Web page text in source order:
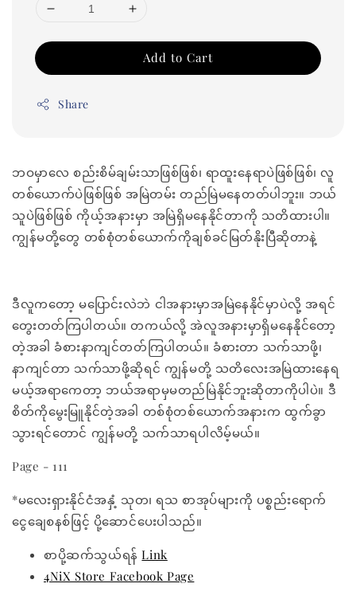
Add to Cart
Share
ဘဝမှာလေ စည်းစိမ်ချမ်းသာဖြစ်ဖြစ်၊ ရာထူးနေရာပဲဖြစ်ဖြစ်၊ လူ
တစ်ယောက်ပဲဖြစ်ဖြစ် အမြဲတမ်း တည်မြဲမနေတတ်ပါဘူး။ ဘယ်
သူပဲဖြစ်ဖြစ် ကိုယ့်အနားမှာ အမြဲရှိမနေနိုင်တာကို သတိထားပါ။
ကျွန်မတို့တွေ တစ်စုံတစ်ယောက်ကိုချစ်ခင်မြတ်နိုးပြီဆိုတာနဲ့
ဒီလူကတော့ မပြောင်းလဲဘဲ ငါအနားမှာအမြဲနေနိုင်မှာပဲလို့ အရင်
တွေးတတ်ကြပါတယ်။ တကယ်လို့ အဲလူအနားမှာရှိမနေနိုင်တော့
တဲ့အခါ ခံစားနာကျင်တတ်ကြပါတယ်။ ခံစားတာ သက်သာဖို့၊
နာကျင်တာ သက်သာဖို့ဆိုရင် ကျွန်မတို့ သတိလေးအမြဲထားနေရ
မယ့်အရာကေတာ့ ဘယ်အရာမှမတည်မြဲနိုင်ဘူးဆိုတာကိုပါပဲ။ ဒီ
စိတ်ကိုမွေးမြူနိုင်တဲ့အခါ တစ်စုံတစ်ယောက်အနားက ထွက်ခွာ
သွားရင်တောင် ကျွန်မတို့ သက်သာရပါလိမ့်မယ်။
Page - 111
*မလေးရှားနိုင်ငံအနှံ့ သုတ၊ ရသ စာအုပ်များကို ပစ္စည်းရောက်
ငွေချေစနစ်ဖြင့် ပို့ဆောင်ပေးပါသည်။
စာပို့ဆက်သွယ်ရန်Link
4NiX Store Facebook Page